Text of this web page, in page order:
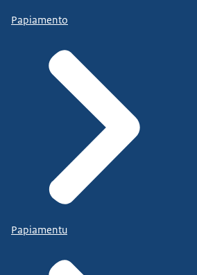
Papiamento
Papiamentu